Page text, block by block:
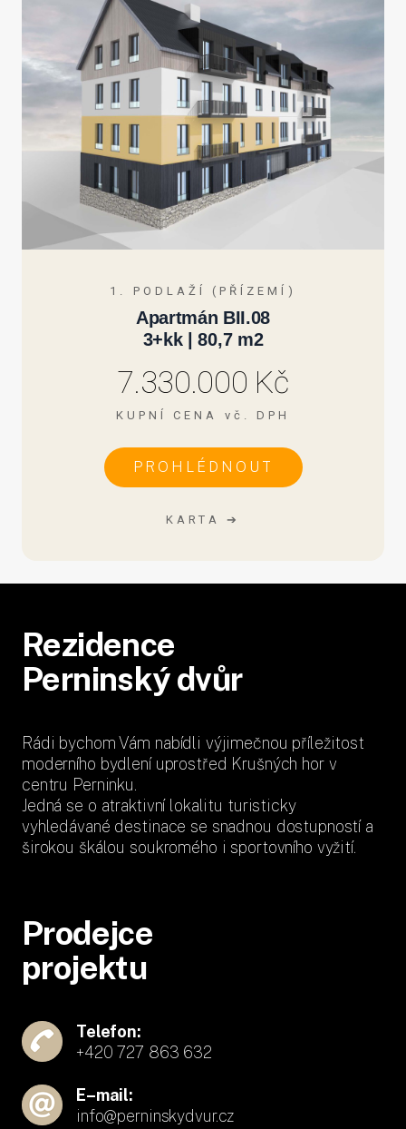
1. PODLAŽÍ (PŘÍZEMÍ)
Apartmán BII.08
3+kk | 80,7 m2
7.330.000 Kč
KUPNÍ CENA vč. DPH
PROHLÉDNOUT
KARTA ➔
Rezidence
Perninský dvůr
Rádi bychom Vám nabídli výjimečnou příležitost
moderního bydlení uprostřed Krušných hor v
centru Perninku.
Jedná se o atraktivní lokalitu turisticky
vyhledávané destinace se snadnou dostupností a
širokou škálou soukromého i sportovního vyžití.
Prodejce
projektu
Telefon:
+420 727 863 632
E–mail:
info@perninskydvur.cz